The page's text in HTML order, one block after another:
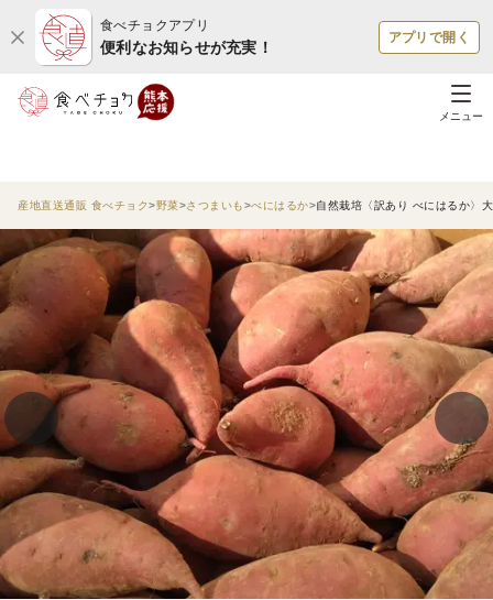
食べチョクアプリ
便利なお知らせが充実！
アプリで開く
メニュー
産地直送通販 食べチョク 野菜 さつまいも べにはるか 自然栽培〈訳あり べにはるか〉